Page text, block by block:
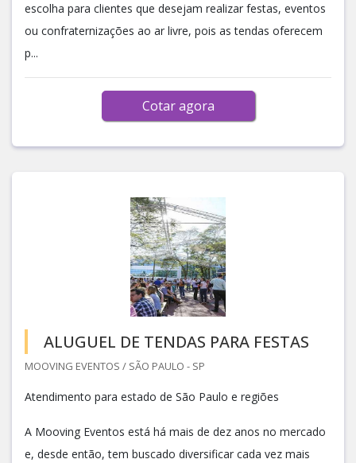
escolha para clientes que desejam realizar festas, eventos
ou confraternizações ao ar livre, pois as tendas oferecem
p...
Cotar agora
ALUGUEL DE TENDAS PARA FESTAS
MOOVING EVENTOS / SÃO PAULO - SP
Atendimento para estado de São Paulo e regiões
A Mooving Eventos está há mais de dez anos no mercado
e, desde então, tem buscado diversificar cada vez mais